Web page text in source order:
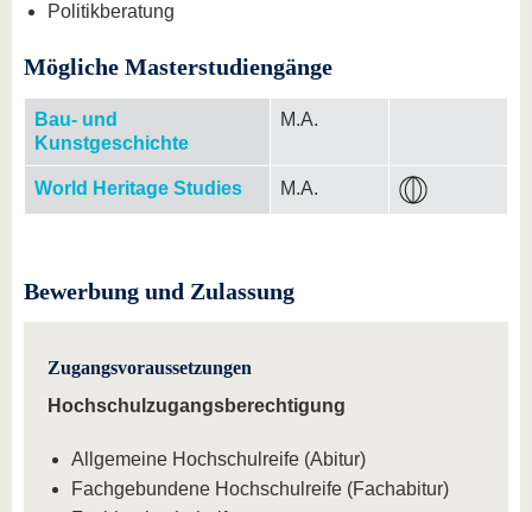
Politikberatung
Mögliche Masterstudiengänge
Bau- und
Kunstgeschichte
M.A.
World Heritage Studies M.A.
Bewerbung und Zulassung
Zugangsvoraussetzungen
Hochschulzugangsberechtigung
Allgemeine Hochschulreife (Abitur)
Fachgebundene Hochschulreife (Fachabitur)